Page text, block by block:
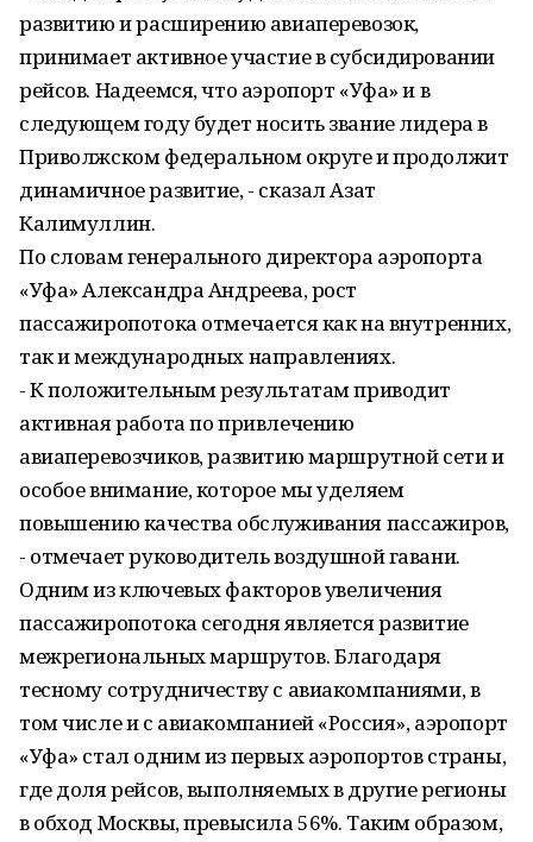
развитию и расширению авиаперевозок,
принимает активное участие в субсидировании
рейсов. Надеемся, что аэропорт «Уфа» и в
следующем году будет носить звание лидера в
Приволжском федеральном округе и продолжит
динамичное развитие, - сказал Азат
Калимуллин.
По словам генерального директора аэропорта
«Уфа» Александра Андреева, рост
пассажиропотока отмечается как на внутренних,
так и международных направлениях.
- К положительным результатам приводит
активная работа по привлечению
авиаперевозчиков, развитию маршрутной сети и
особое внимание, которое мы уделяем
повышению качества обслуживания пассажиров,
- отмечает руководитель воздушной гавани.
Одним из ключевых факторов увеличения
пассажиропотока сегодня является развитие
межрегиональных маршрутов. Благодаря
тесному сотрудничеству с авиакомпаниями, в
том числе и с авиакомпанией «Россия», аэропорт
«Уфа» стал одним из первых аэропортов страны,
где доля рейсов, выполняемых в другие регионы
в обход Москвы, превысила 56%. Таким образом,